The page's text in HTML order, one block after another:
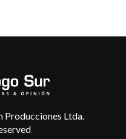
Producciones Ltda.